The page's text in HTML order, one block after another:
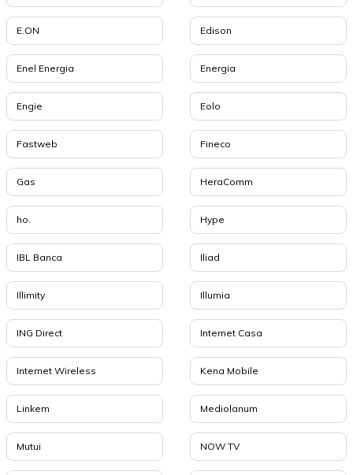
E.ON Edison
Enel Energia Energia
Engie Eolo
Fastweb Fineco
Gas HeraComm
ho. Hype
IBL Banca Iliad
Illimity Illumia
ING Direct Internet Casa
Internet Wireless Kena Mobile
Linkem Mediolanum
Mutui NOW TV